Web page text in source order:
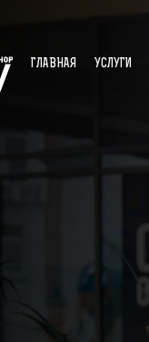
ГЛАВНАЯ УСЛУГИ